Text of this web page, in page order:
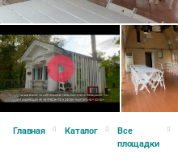
Главная Каталог
Все
площадки